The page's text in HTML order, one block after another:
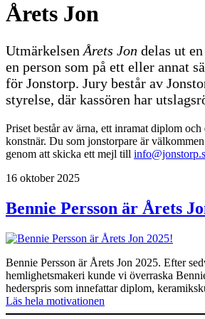
Årets Jon
Utmärkelsen Årets Jon delas ut
en person som på ett eller annat
för Jonstorp. Jury består av
styrelse, där kassören har
Priset består av ärna, ett inramat diplom
konstnär. Du som jonstorpare är
genom att skicka ett mejl till
16 oktober 2025
Bennie Persson är Årets
Bennie Persson är Årets Jon 2025. Efter
hemlighetsmakeri kunde vi överraska
hederspris som innefattar diplom,
Läs hela motivationen